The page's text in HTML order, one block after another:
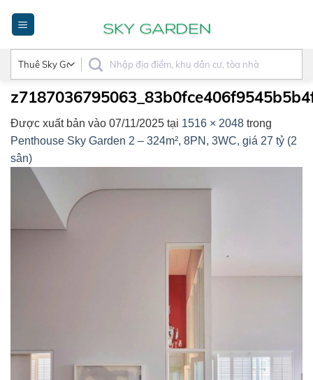
dung
Được xuất bản vào 07/11/2025 tại 1516 × 2048 trong
Penthouse Sky Garden 2 – 324m², 8PN, 3WC, giá 27 tỷ (2
sân)